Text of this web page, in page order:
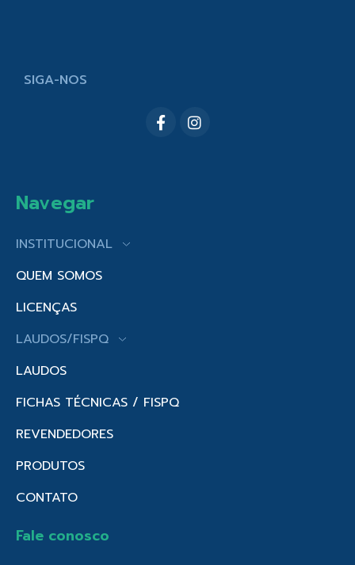
SIGA-NOS
Navegar
INSTITUCIONAL
QUEM SOMOS
LICENÇAS
LAUDOS/FISPQ
LAUDOS
FICHAS TÉCNICAS / FISPQ
REVENDEDORES
PRODUTOS
CONTATO
Fale conosco